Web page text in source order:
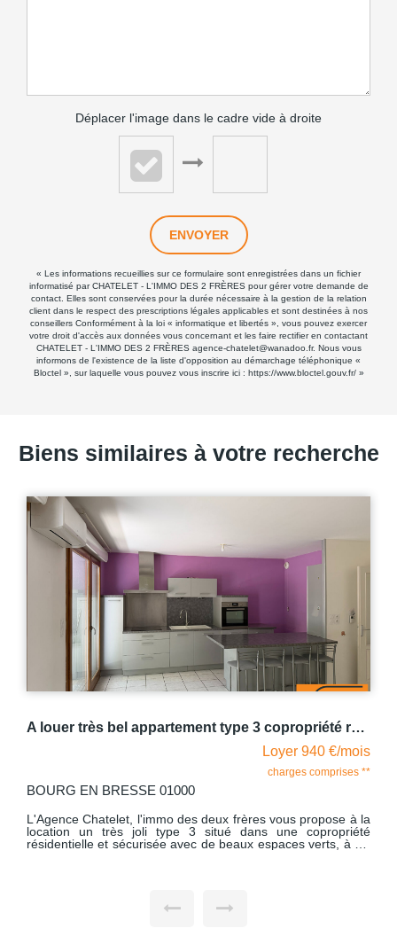
Déplacer l'image dans le cadre vide à droite
ENVOYER
« Les informations recueillies sur ce formulaire sont enregistrées dans un fichier
informatisé par CHATELET - L'IMMO DES 2 FRÈRES pour gérer votre demande de
contact. Elles sont conservées pour la durée nécessaire à la gestion de la relation
client dans le respect des prescriptions légales applicables et sont destinées à nos
conseillers Conformément à la loi « informatique et libertés », vous pouvez exercer
votre droit d'accès aux données vous concernant et les faire rectifier en contactant
CHATELET - L'IMMO DES 2 FRÈRES agence-chatelet@wanadoo.fr. Nous vous
informons de l'existence de la liste d'opposition au démarchage téléphonique «
Bloctel », sur laquelle vous pouvez vous inscrire ici : https://www.bloctel.gouv.fr/»
Biens similaires à votre recherche
A louer très bel appartement type 3 copropriété récente proche gare BOURG EN BRESSE
Loyer 940 €/mois
charges comprises **
BOURG EN BRESSE 01000
L'Agence Chatelet, l'immo des deux frères vous propose à la
location un très joli type 3 situé dans une copropriété
résidentielle et sécurisée avec de beaux espaces verts, à dix
un balcon exposé sud d'une surface de 11m2, un